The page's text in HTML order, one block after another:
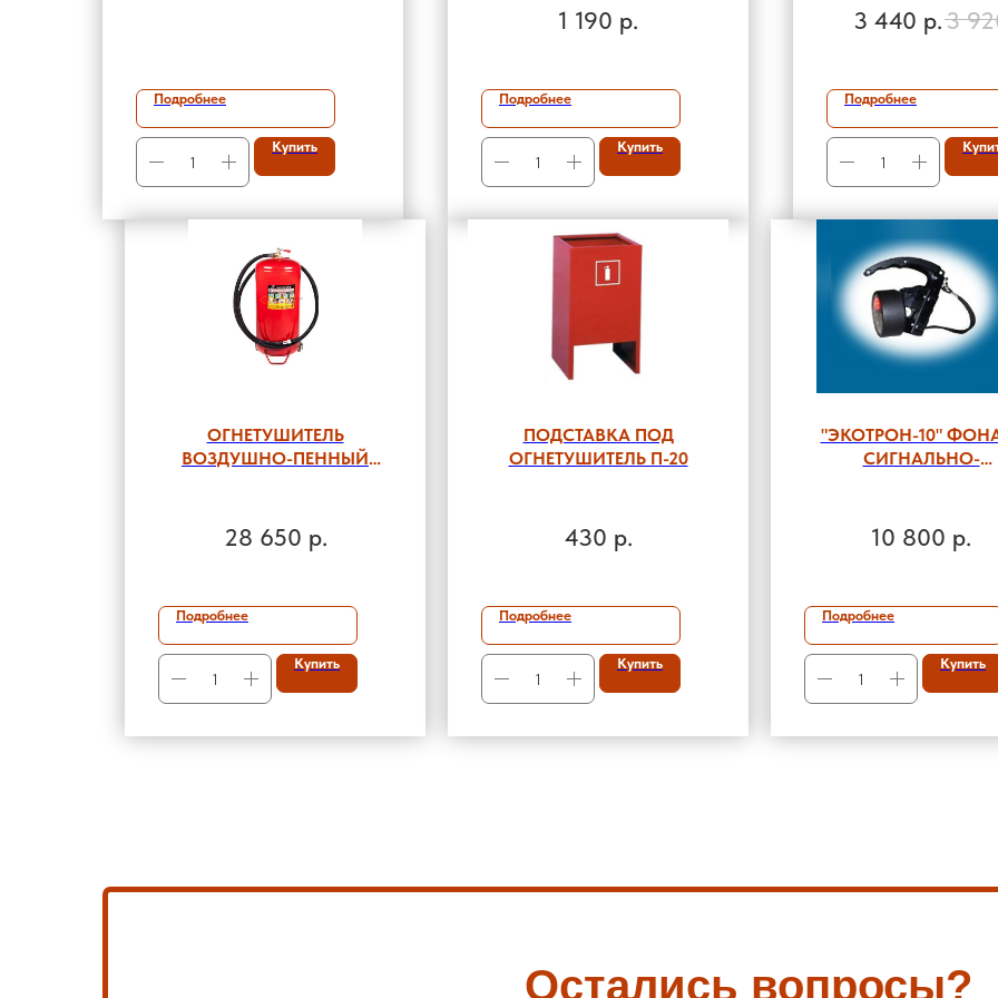
Подробнее
Купить
"ВИТАЛФАРМ"
Минздрава РФ № 1164н от
23.12.2022
1 190 р.
Подробнее
Купить
3 440 р.3
Подробнее
ОГНЕТУШИТЕЛЬ
ВОЗДУШНО-ПЕННЫЙ
28 650 р.
Подробнее
Купить
ПОДСТАВКА ПОД
ОГНЕТУШИТЕЛЬ П-20
430 р.
Подробнее
Купить
"ЭКОТРОН-10"
СИГНАЛЬНО-
10 800 р.
Подробнее
Купить
Остались вопросы?